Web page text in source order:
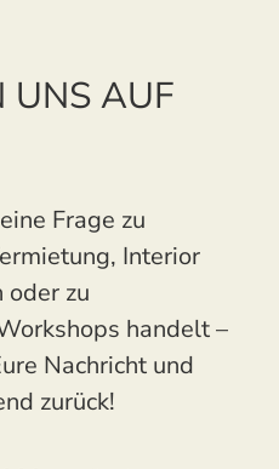
UNS AUF
Frage zu
Interior
oder zu
handelt –
Nachricht und
zurück!